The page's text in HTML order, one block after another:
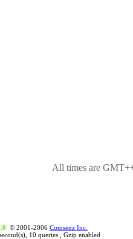
All times are
© 2001-2006 Comsenz Inc.
10 queries , Gzip enabled